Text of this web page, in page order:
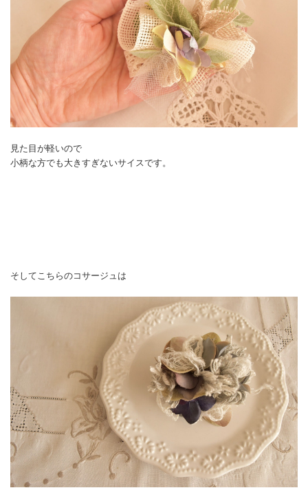
見た目が軽いので
小柄な方でも大きすぎないサイスです。
そしてこちらのコサージュは